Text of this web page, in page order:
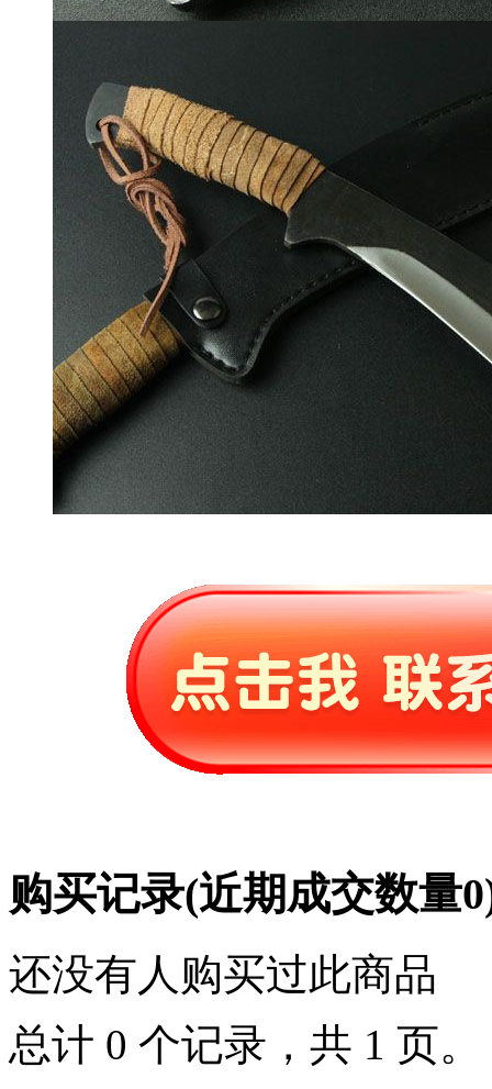
购买记录(近期成交数量0
还没有人购买过此商品
总计 0 个记录，共 1 页。